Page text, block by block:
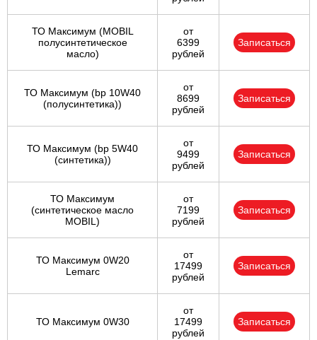
ТО Максимум (MOBIL
полуcинтетическое
масло)
от
6399
рублей
Записаться
ТО Максимум (bp 10W40
(полусинтетика))
от
8699
рублей
Записаться
ТО Максимум (bp 5W40
(синтетика))
от
9499
рублей
Записаться
ТО Максимум
(cинтетическое масло
MOBIL)
от
7199
рублей
Записаться
ТО Максимум 0W20
Lemarc
от
17499
рублей
Записаться
ТО Максимум 0W30
от
17499
рублей
Записаться